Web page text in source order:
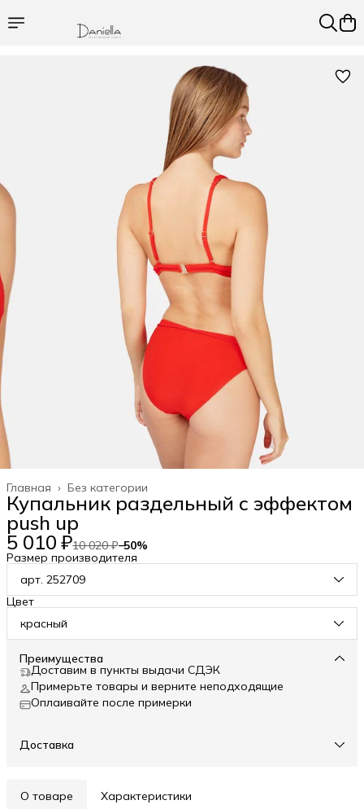
Без категории
Главная ›
Купальник раздельный с эффектом
push up
5 010 ₽10 020 ₽−50%
Размер производителя
арт. 252709
Цвет
красный
Преимущества
Доставим в пункты выдачи СДЭК
Примерьте товары и верните неподходящие
Оплаивайте после примерки
Доставка
О товаре Характеристики